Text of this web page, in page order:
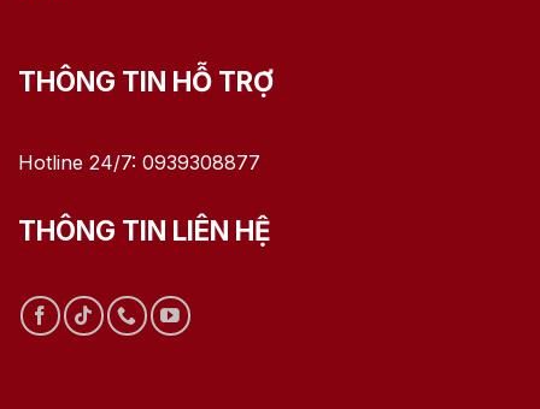
THÔNG TIN HỖ TRỢ
Hotline 24/7: 0939308877
THÔNG TIN LIÊN HỆ